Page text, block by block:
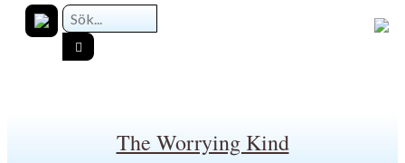
The Worrying Kind